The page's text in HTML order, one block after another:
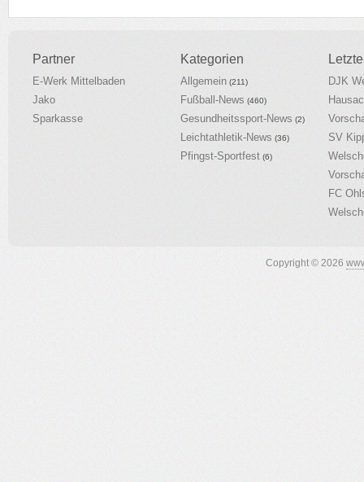
Partner
E-Werk Mittelbaden
Jako
Sparkasse
Kategorien
Allgemein (211)
Fußball-News (460)
Gesundheitssport-News (2)
Leichtathletik-News (36)
Pfingst-Sportfest (6)
DJK
SV
FC
Copyright © 2026